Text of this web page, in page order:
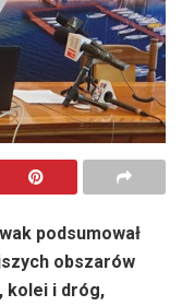
podsumował
obszarów
kolei i dróg,